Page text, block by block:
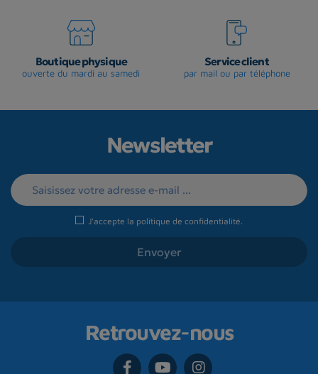
Boutique physique
ouverte du mardi au samedi
Service client
par mail ou par téléphone
Newsletter
J'accepte la politique de confidentialité.
Retrouvez-nous